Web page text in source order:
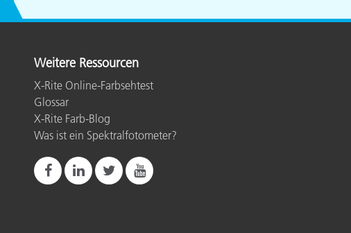
Weitere Ressourcen
X-Rite Online-Farbsehtest
Glossar
X-Rite Farb-Blog
Was ist ein Spektralfotometer?